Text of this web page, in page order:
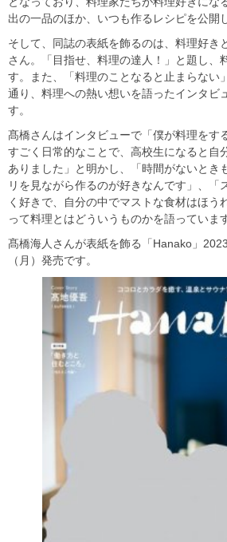
出の一品のほか、いつも作るレシピを公開
そして、同誌の表紙を飾るのは、料理好き
さん。「目指せ、料理の達人！」と題し、
す。また、「料理のことなると止まらない
通り、料理への熱い想いを語ったインタビ
す。
髙橋さんはインタビューで「僕が料理をす
すごく日常的なことで、高校生になると自
ありました」と明かし、「時間がないとき
リを見ながら作るのが好きなんです」、「
く好きで、自分の中でマストな食材はほう
って料理とはどういうものかを語っていま
髙橋海人さんが表紙を飾る「Hanako」
（月）発売です。